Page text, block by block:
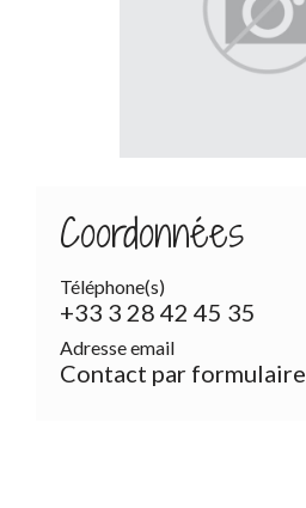
Coordonnées
Téléphone(s)
+33 3 28 42 45 35
Adresse email
Contact par formulaire